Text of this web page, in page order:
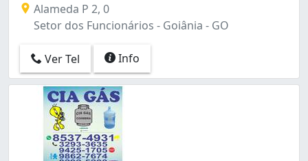
Alameda P 2, 0
Setor dos Funcionários - Goiânia - GO
Ver Tel Info